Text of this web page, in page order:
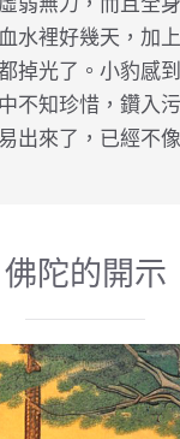
水裡好幾天，加
掉光了。小豹感
不知珍惜，鑽入
出來了，已經不
佛陀的開示